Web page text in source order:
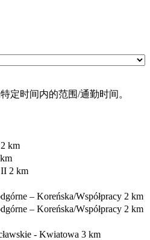
定时间内的范围/通勤时间。
2 km
II 2 km
– Koreńska/Współpracy 2 km
– Koreńska/Współpracy 2 km
- Kwiatowa 3 km